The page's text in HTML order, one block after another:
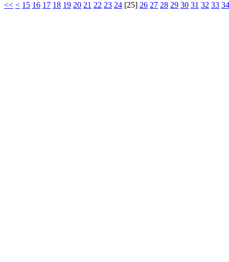
<< < 15 16 17 18 19 20 21 22 23 24 [25] 26 27 28 29 30 31 32 33 34